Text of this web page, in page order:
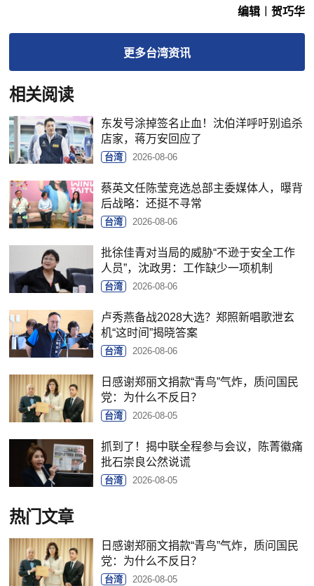
编辑︱贺巧华
更多台湾资讯
相关阅读
东发号涂掉签名止血！沈伯洋呼吁别追杀
店家，蒋万安回应了
台湾 2026-08-06
蔡英文任陈莹竞选总部主委媒体人，曝背
后战略：还挺不寻常
台湾 2026-08-06
批徐佳青对当局的威胁“不逊于安全工作
人员”，沈政男：工作缺少一项机制
台湾 2026-08-06
卢秀燕备战2028大选？郑照新唱歌泄玄
机“这时间”揭晓答案
台湾 2026-08-06
日感谢郑丽文捐款“青鸟”气炸，质问国民
党：为什么不反日？
台湾 2026-08-05
抓到了！揭中联全程参与会议，陈菁徽痛
批石崇良公然说谎
台湾 2026-08-05
热门文章
日感谢郑丽文捐款“青鸟”气炸，质问国民
党：为什么不反日？
台湾 2026-08-05